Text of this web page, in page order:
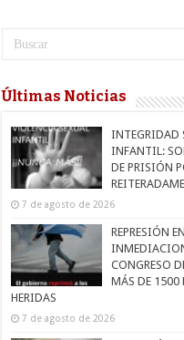
Últimas Noticias
INTEGRIDAD
INFANTIL:
DE PRISIÓN
7 de agosto de 2026
REPRESIÓN EN
CONGRESO
MÁS DE 1500
HERIDAS
7 de agosto de 2026